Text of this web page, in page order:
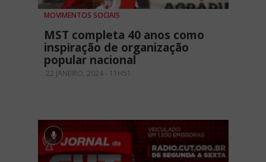
MOVIMENTOS SOCIAIS
MST completa 40 anos como
inspiração de organização
popular nacional
22 JANEIRO, 2024 - 11H51